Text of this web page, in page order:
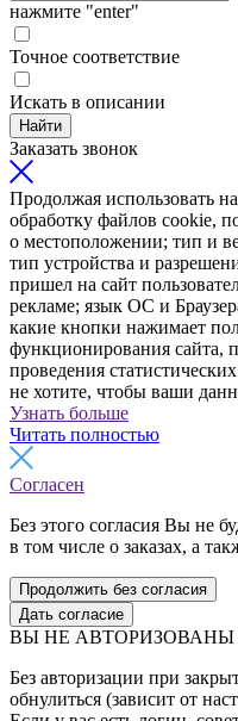
нажмите "enter"
Точное соответствие
Искать в описании
Найти
Заказать звонок
Продолжая использовать
обработку файлов cookie,
о местоположении; тип и
тип устройства и
пришел на сайт
рекламе; язык ОС и
какие кнопки нажимает
функционирования сайта,
проведения
не хотите, чтобы ваши
Узнать больше
Читать полностью
Согласен
Без этого согласия Вы не
в том числе о заказах, а
Продолжить без согласия
Дать согласие
ВЫ НЕ АВТОРИЗОВАНЫ
Без авторизации при
обнулиться (зависит от